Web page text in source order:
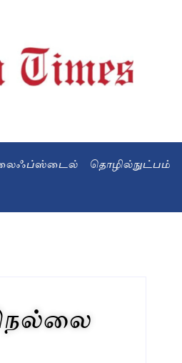
தொழில்நுட்பம்